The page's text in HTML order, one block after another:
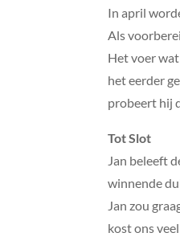
In april
Als
Het voer
het eerder
probeert hij
Tot Slot
Jan beleeft
winnende
Jan zou
kost ons